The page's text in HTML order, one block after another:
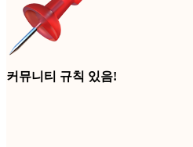
커뮤니티 규칙 있음!